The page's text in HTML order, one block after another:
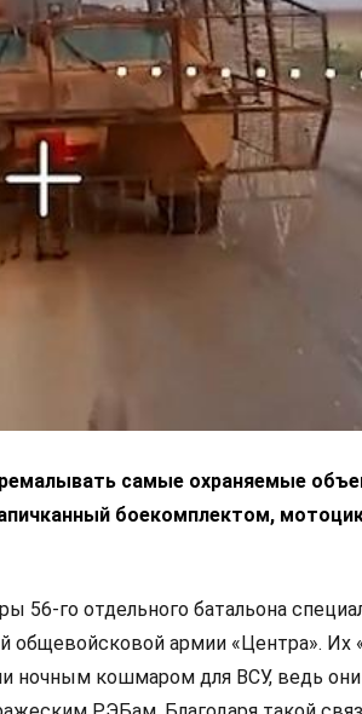
самые охраняемые
боекомплектом,
56-го отдельного батальона
общевойсковой армии «Центра». Их
ночным кошмаром для ВСУ, ведь они